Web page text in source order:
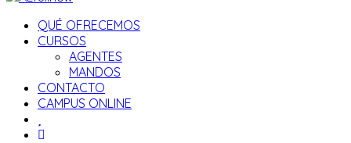
QUÉ OFRECEMOS
CURSOS
AGENTES
MANDOS
CONTACTO
CAMPUS ONLINE